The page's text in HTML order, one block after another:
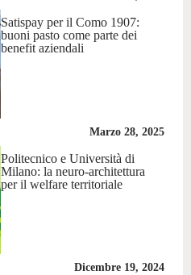
Satispay per il Como 1907:
buoni pasto come parte dei
benefit aziendali
Marzo 28, 2025
Politecnico e Università di
Milano: la neuro-architettura
per il welfare territoriale
Dicembre 19, 2024